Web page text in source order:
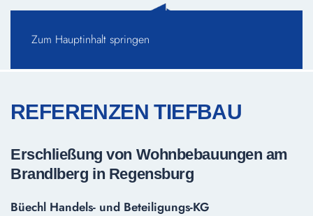
Zum Hauptinhalt springen
REFERENZEN TIEFBAU
Erschließung von Wohnbebauungen am
Brandlberg in Regensburg
Büechl Handels- und Beteiligungs-KG